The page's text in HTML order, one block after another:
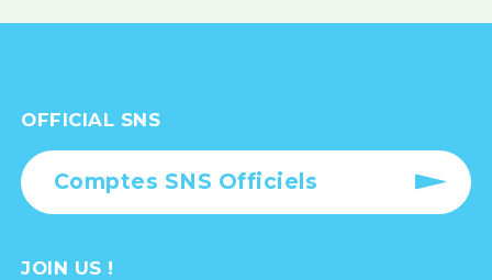
OFFICIAL SNS
Comptes SNS Officiels
JOIN US !